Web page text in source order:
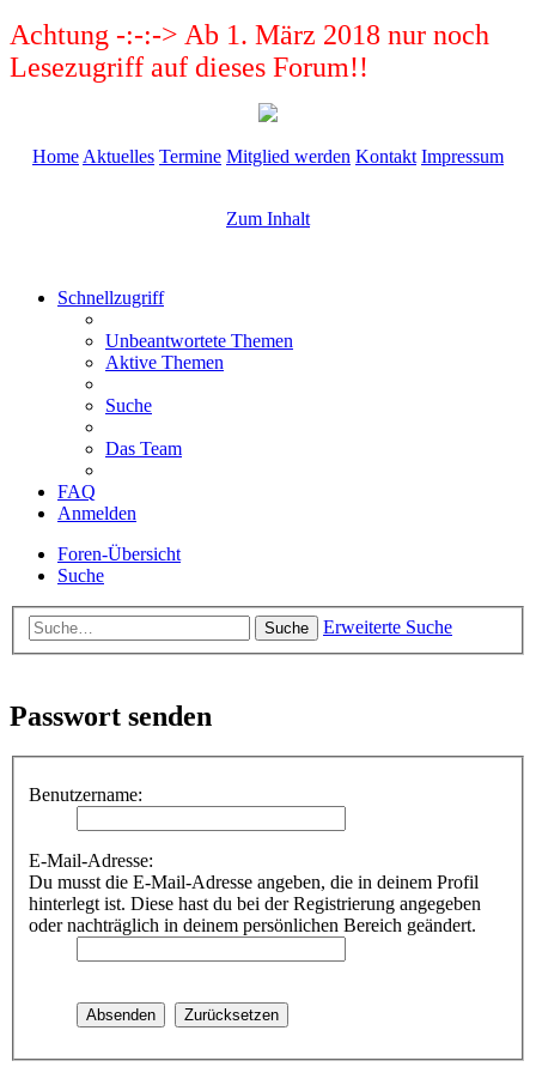
Achtung -:-:-> Ab 1. März 2018 nur noch
Lesezugriff auf dieses Forum!!
Home Aktuelles Termine Mitglied werden Kontakt Impressum
Zum Inhalt
Schnellzugriff
Unbeantwortete Themen
Aktive Themen
Suche
Das Team
FAQ
Anmelden
Foren-Übersicht
Suche
Suche Erweiterte Suche
Passwort senden
Benutzername:
E-Mail-Adresse:
Du musst die E-Mail-Adresse angeben, die in deinem Profil
hinterlegt ist. Diese hast du bei der Registrierung angegeben
oder nachträglich in deinem persönlichen Bereich geändert.